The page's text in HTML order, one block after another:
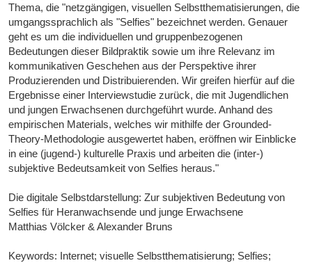
Thema, die "netzgängigen, visuellen Selbstthematisierungen, die
umgangssprachlich als "Selfies" bezeichnet werden. Genauer
geht es um die individuellen und gruppenbezogenen
Bedeutungen dieser Bildpraktik sowie um ihre Relevanz im
kommunikativen Geschehen aus der Perspektive ihrer
Produzierenden und Distribuierenden. Wir greifen hierfür auf die
Ergebnisse einer Interviewstudie zurück, die mit Jugendlichen
und jungen Erwachsenen durchgeführt wurde. Anhand des
empirischen Materials, welches wir mithilfe der Grounded-
Theory-Methodologie ausgewertet haben, eröffnen wir Einblicke
in eine (jugend-) kulturelle Praxis und arbeiten die (inter-)
subjektive Bedeutsamkeit von Selfies heraus."
Die digitale Selbstdarstellung: Zur subjektiven Bedeutung von
Selfies für Heranwachsende und junge Erwachsene
Matthias Völcker & Alexander Bruns
Keywords: Internet; visuelle Selbstthematisierung; Selfies;